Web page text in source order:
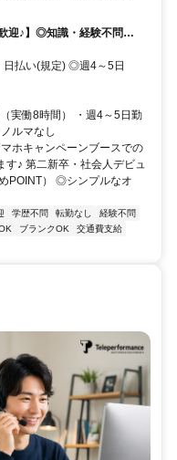
迎♪】◎知識・経験不問
払い(規定) ◎週4～5日
実働8時間） ・週4～5日勤
ルマなし
ホキャンペーンブースでの
す♪ 第二新卒・社会人デビュ
POINT） ◎シンプルなオ
学歴不問 転勤なし
経験不問
ブランクOK
交通費支給